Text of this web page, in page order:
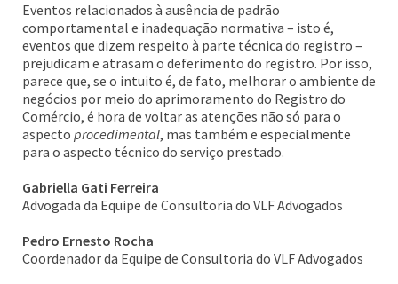
Eventos relacionados à ausência de padrão
comportamental e inadequação normativa – isto é,
eventos que dizem respeito à parte técnica do registro –
prejudicam e atrasam o deferimento do registro. Por isso,
parece que, se o intuito é, de fato, melhorar o ambiente de
negócios por meio do aprimoramento do Registro do
Comércio, é hora de voltar as atenções não só para o
aspecto procedimental, mas também e especialmente
para o aspecto técnico do serviço prestado.
Gabriella Gati Ferreira
Advogada da Equipe de Consultoria do VLF Advogados
Pedro Ernesto Rocha
Coordenador da Equipe de Consultoria do VLF Advogados